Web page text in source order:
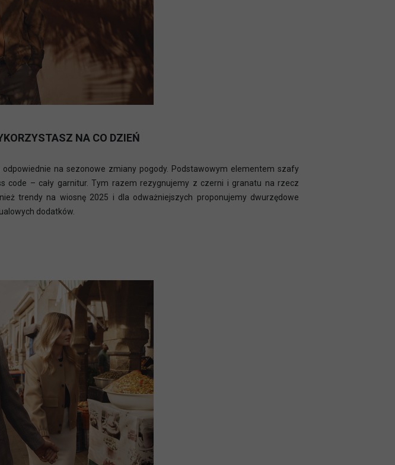
NA CO DZIEŃ
na sezonowe zmiany pogody. Podstawowym elementem szafy
code – cały garnitur. Tym razem rezygnujemy z czerni i granatu na rzecz
trendy na wiosnę 2025 i dla odważniejszych proponujemy dwurzędowe
dodatków.